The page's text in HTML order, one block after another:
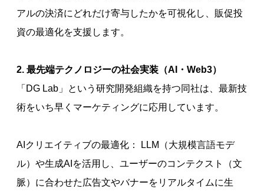
アルの決済にどれだけ寄与したかを可視化し、販促投
資の最適化を支援します。
2. 最先端テクノロジーの社会実装（AI・Web3）
「DG Lab」という研究開発組織を持つ同社は、最新技
術をいち早くマーケティングに応用しています。
AIクリエイティブの最適化： LLM（大規模言語モデ
ル）や生成AIを活用し、ユーザーのコンテクスト（文
脈）に合わせた広告文やバナーをリアルタイムに生